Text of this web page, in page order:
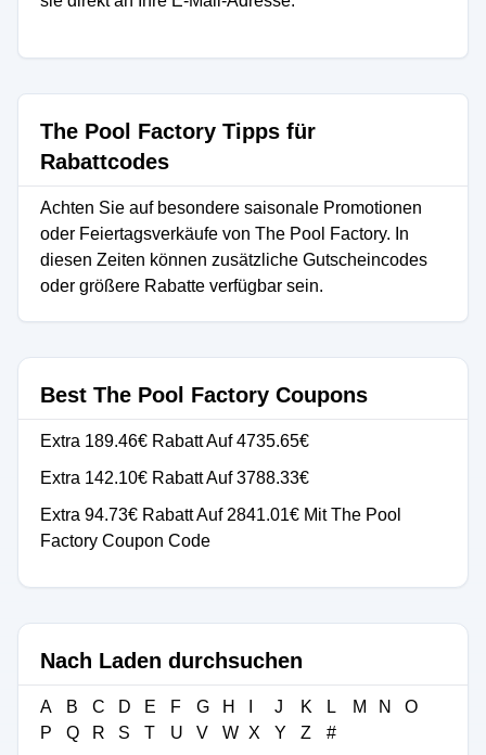
The Pool Factory Tipps für
Rabattcodes
Achten Sie auf besondere saisonale Promotionen
oder Feiertagsverkäufe von The Pool Factory. In
diesen Zeiten können zusätzliche Gutscheincodes
oder größere Rabatte verfügbar sein.
Best The Pool Factory Coupons
Extra 189.46€ Rabatt Auf 4735.65€
Extra 142.10€ Rabatt Auf 3788.33€
Extra 94.73€ Rabatt Auf 2841.01€ Mit The Pool
Factory Coupon Code
Nach Laden durchsuchen
A B C D E F G H J K L M N
O
P
Q R S T U V W X Y Z #